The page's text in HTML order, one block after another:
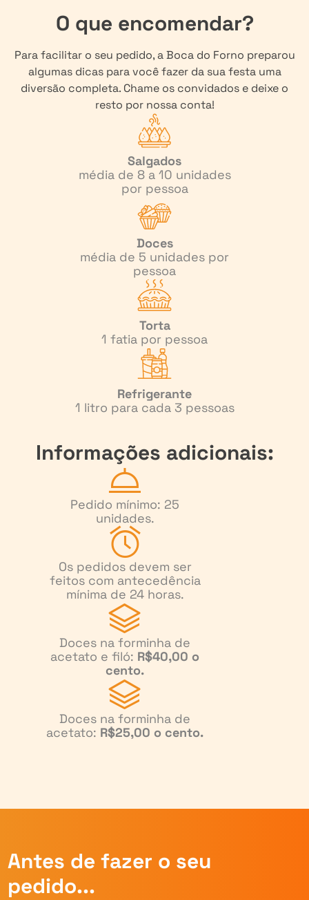
O que encomendar?
Para facilitar o seu pedido, a Boca do Forno preparou
algumas dicas para você fazer da sua festa uma
diversão completa. Chame os convidados e deixe o
resto por nossa conta!
Salgados
média de 8 a 10 unidades
por pessoa
Doces
média de 5 unidades por
pessoa
Torta
1 fatia por pessoa
Refrigerante
1 litro para cada 3 pessoas
Informações adicionais:
Pedido mínimo: 25
unidades.
Os pedidos devem ser
feitos com antecedência
mínima de 24 horas.
Doces na forminha de
acetato e filó: R$40,00 o
cento.
Doces na forminha de
acetato: R$25,00 o cento.
Antes de fazer o seu
pedido...